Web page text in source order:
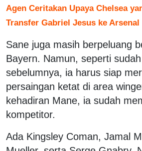
Agen Ceritakan Upaya Chelsea
Transfer Gabriel Jesus ke Arsenal
Sane juga masih berpeluang
Bayern. Namun, seperti
sebelumnya, ia harus siap
persaingan ketat di area
kehadiran Mane, ia sudah
kompetitor.
Ada Kingsley Coman, Jamal